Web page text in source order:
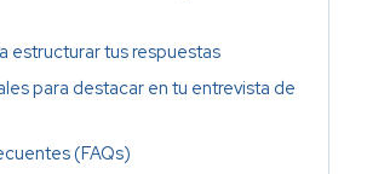
estructurar tus respuestas
para destacar en tu entrevista de
(FAQs)